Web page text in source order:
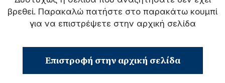
βρεθεί. Παρακαλώ πατήστε στο παρακάτω κουμπί
για να επιστρέψετε στην αρχική σελίδα
Επιστροφή στην αρχική σελίδα